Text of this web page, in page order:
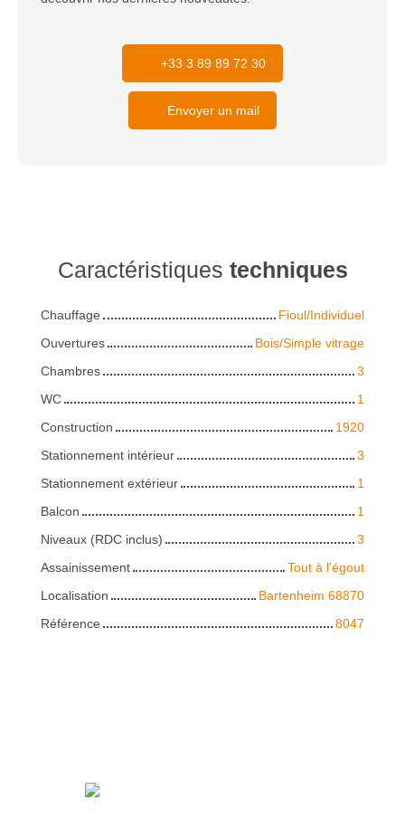
+33 3 89 89 72 30
Envoyer un mail
Caractéristiques techniques
Chauffage
Fioul/Individuel
Ouvertures
Bois/Simple vitrage
Chambres
3
WC
1
Construction
1920
Stationnement intérieur
3
Stationnement extérieur
1
Balcon
1
Niveaux (RDC inclus)
3
Assainissement
Tout à l'égout
Localisation
Bartenheim 68870
Référence
8047